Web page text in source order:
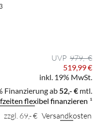
979,- €
519,99 €
inkl. 19% MwSt.
Finanzierung ab 52,- € mtl.
flexibel finanzieren ¹
zzgl. 69,- € Versandkosten